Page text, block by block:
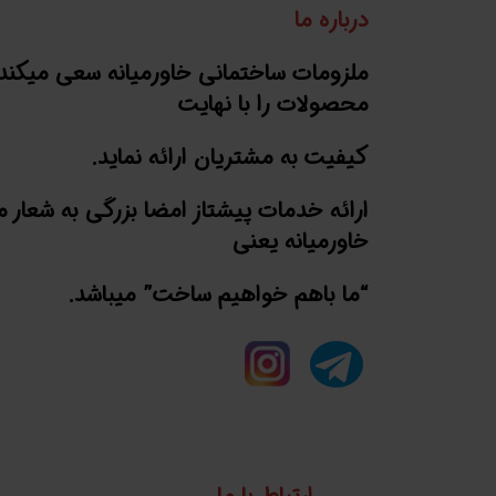
درباره ما
ملزومات ساختمانی خاورمیانه سعی
محصولات را با نهایت
کیفیت به مشتریان ارائه نماید.
ارائه خدمات پیشتاز امضا بزرگی به شعار
خاورمیانه یعنی
“ما باهم خواهیم ساخت” میباشد.